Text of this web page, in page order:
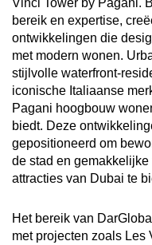
bereik en expertise,
ontwikkelingen die
met modern wonen.
stijlvolle waterfront-
iconische Italiaanse
Pagani hoogbouw
biedt. Deze
gepositioneerd om
de stad en
attracties van Dubai te
Het bereik van
met projecten zoals